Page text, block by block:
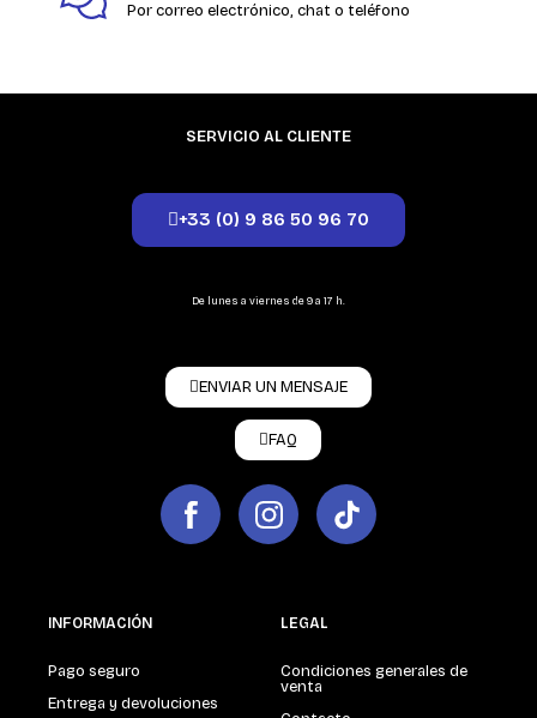
Por correo electrónico, chat o teléfono
SERVICIO AL CLIENTE
+33 (0) 9 86 50 96 70
De lunes a viernes de 9 a 17 h.
ENVIAR UN MENSAJE
FAQ
INFORMACIÓN
Pago seguro
Entrega y devoluciones
LEGAL
Condiciones generales de
venta